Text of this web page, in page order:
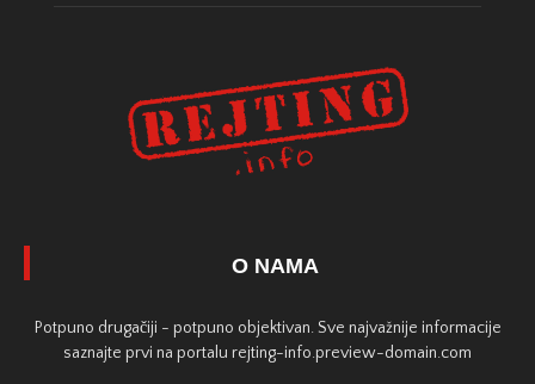
O NAMA
Potpuno drugačiji - potpuno objektivan. Sve najvažnije informacije
saznajte prvi na portalu rejting-info.preview-domain.com